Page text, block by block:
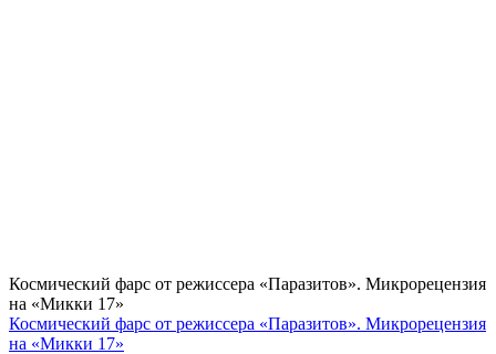
Космический фарс от режиссера «Паразитов». Микрорецензия
на «Микки 17»
Космический фарс от режиссера «Паразитов». Микрорецензия
на «Микки 17»